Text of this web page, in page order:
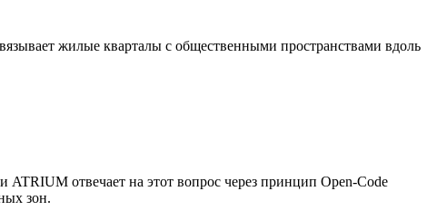
жилые кварталы с общественными пространствами вдоль
отвечает на этот вопрос через принцип Open-Code
зон.